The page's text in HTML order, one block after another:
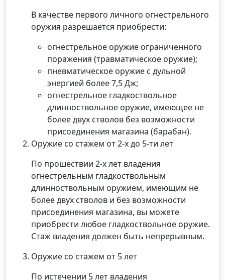
В качестве первого личного огнестрельного
оружия разрешается приобрести:
огнестрельное оружие ограниченного
поражения (травматическое оружие);
пневматическое оружие с дульной
энергией более 7,5 Дж;
огнестрельное гладкоствольное
длинноствольное оружие, имеющее не
более двух стволов без возможности
присоединения магазина (барабан).
Оружие со стажем от 2-х до 5-ти лет
По прошествии 2-х лет владения
огнестрельным гладкоствольным
длинноствольным оружием, имеющим не
более двух стволов и без возможности
присоединения магазина, вы можете
приобрести любое гладкоствольное оружие.
Стаж владения должен быть непрерывным.
Оружие со стажем от 5 лет
По истечении 5 лет владения